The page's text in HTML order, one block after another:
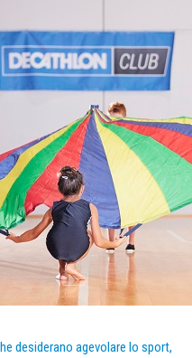
desiderano agevolare lo sport,